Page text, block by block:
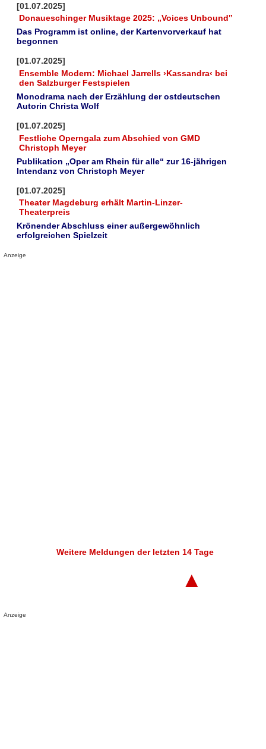
[01.07.2025]
Donaueschinger Musiktage 2025: „Voices Unbound‟
Das Programm ist online, der Kartenvorverkauf hat
begonnen
[01.07.2025]
Ensemble Modern: Michael Jarrells ›Kassandra‹ bei
den Salzburger Festspielen
Monodrama nach der Erzählung der ostdeutschen
Autorin Christa Wolf
[01.07.2025]
Festliche Operngala zum Abschied von GMD
Christoph Meyer
Publikation „Oper am Rhein für alle“ zur 16-jährigen
Intendanz von Christoph Meyer
[01.07.2025]
Theater Magdeburg erhält Martin-Linzer-
Theaterpreis
Krönender Abschluss einer außergewöhnlich
erfolgreichen Spielzeit
Anzeige
Weitere Meldungen der letzten 14 Tage
▲
Anzeige